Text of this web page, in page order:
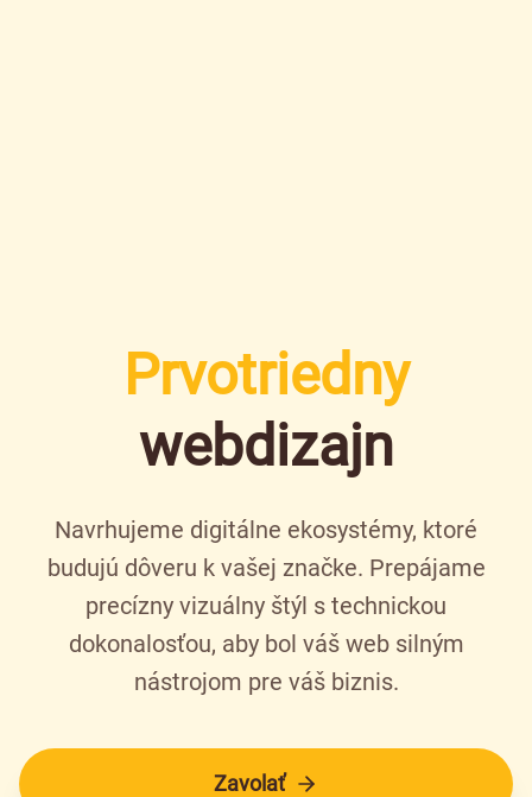
Prvotriedny
webdizajn
Navrhujeme digitálne ekosystémy, ktoré
budujú dôveru k vašej značke. Prepájame
precízny vizuálny štýl s technickou
dokonalosťou, aby bol váš web silným
nástrojom pre váš biznis.
Zavolať